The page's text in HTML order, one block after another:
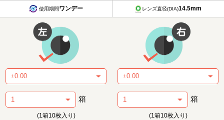
使用期間ワンデー レンズ直径(DIA)14.5mm
箱
(1箱10枚入り)
箱
(1箱10枚入り)